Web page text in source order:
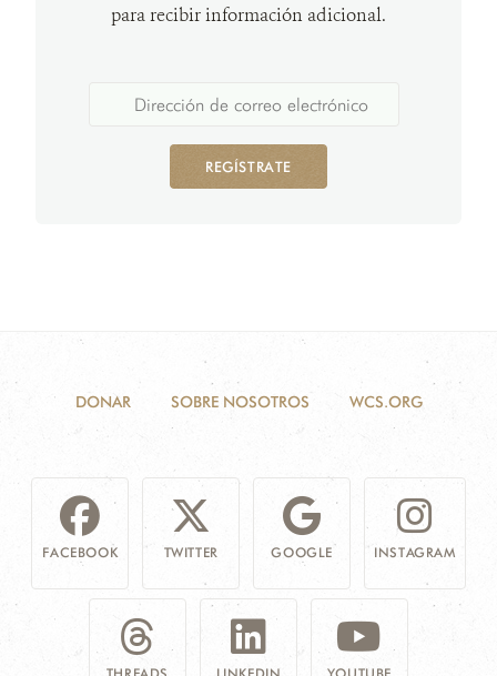
para recibir información adicional.
REGÍSTRATE
DONAR SOBRE NOSOTROS WCS.ORG
FACEBOOK TWITTER GOOGLE INSTAGRAM